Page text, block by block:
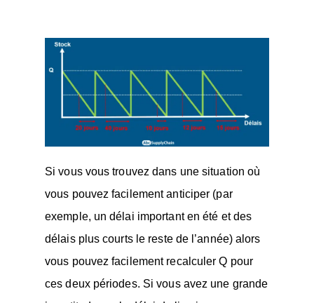
Si vous vous trouvez dans une situation où
vous pouvez facilement anticiper (par
exemple, un délai important en été et des
délais plus courts le reste de l’année) alors
vous pouvez facilement recalculer Q pour
ces deux périodes. Si vous avez une grande